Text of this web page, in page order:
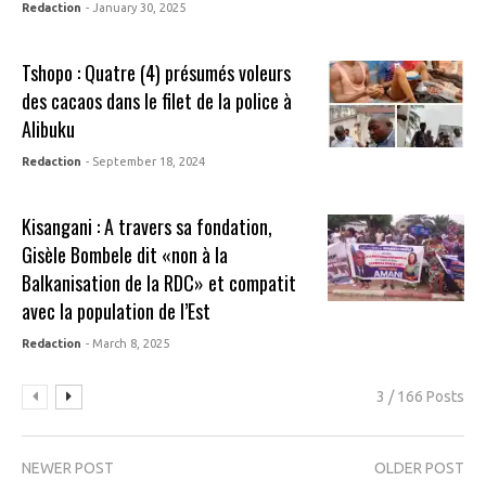
Redaction - January 30, 2025
Tshopo : Quatre (4) présumés voleurs
des cacaos dans le filet de la police à
Alibuku
Redaction - September 18, 2024
Kisangani : A travers sa fondation,
Gisèle Bombele dit «non à la
Balkanisation de la RDC» et compatit
avec la population de l’Est
Redaction - March 8, 2025
3 / 166 Posts
NEWER POST OLDER POST